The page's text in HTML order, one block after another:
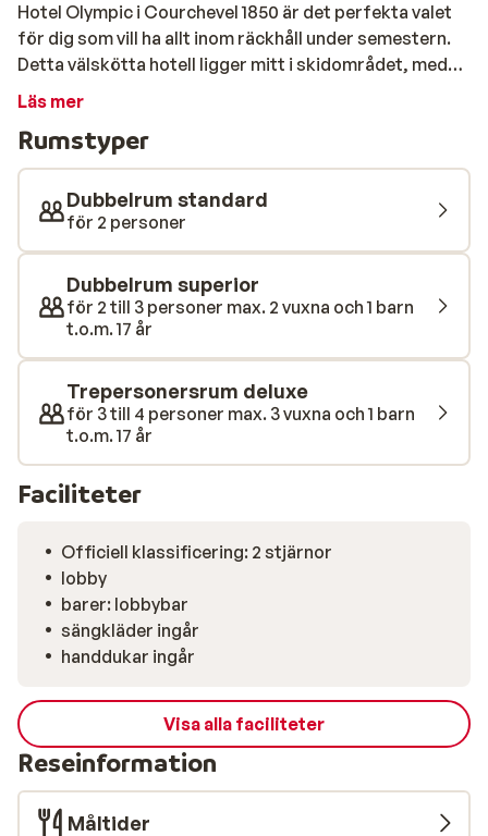
Hotel Olympic i Courchevel 1850 är det perfekta valet
för dig som vill ha allt inom räckhåll under semestern.
Detta välskötta hotell ligger mitt i skidområdet, med
både backar och skidlift bara 200 meter bort. Efter en
framför den öppna spisen. Har du fortfarande energi
kvar? Utforska Courchevels centrum och upptäck allt
som denna eleganta vintersportort har att erbjuda –
strosa bland butikerna på huvudgatan, ta ett glas i
någon av de mysiga barerna eller njut av en middag på
en av de många charmiga restaurangerna.
Läs mer
Rumstyper
Dubbelrum standard
för 2 personer
Dubbelrum superior
för 2 till 3 personer max. 2 vuxna och 1 barn
t.o.m. 17 år
Trepersonersrum deluxe
för 3 till 4 personer max. 3 vuxna och 1 barn
t.o.m. 17 år
Faciliteter
Officiell klassificering: 2 stjärnor
lobby
barer: lobbybar
sängkläder ingår
handdukar ingår
Visa alla faciliteter
Reseinformation
Måltider